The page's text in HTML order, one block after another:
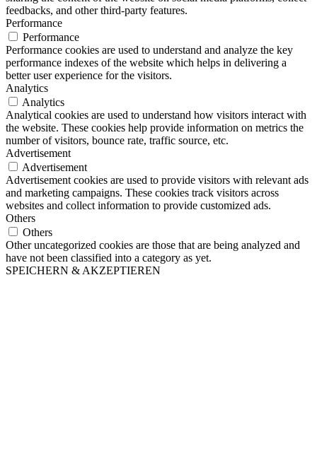
feedbacks, and other third-party features.
Performance
Performance
Performance cookies are used to understand and analyze the key
performance indexes of the website which helps in delivering a
better user experience for the visitors.
Analytics
Analytics
Analytical cookies are used to understand how visitors interact with
the website. These cookies help provide information on metrics the
number of visitors, bounce rate, traffic source, etc.
Advertisement
Advertisement
Advertisement cookies are used to provide visitors with relevant ads
and marketing campaigns. These cookies track visitors across
websites and collect information to provide customized ads.
Others
Others
Other uncategorized cookies are those that are being analyzed and
have not been classified into a category as yet.
SPEICHERN & AKZEPTIEREN